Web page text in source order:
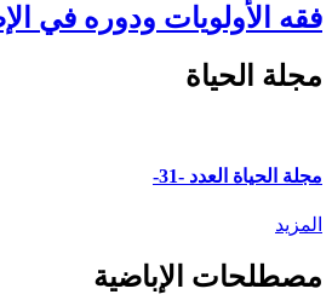
فقه الأولويات ودوره في
مجلة الحياة
مجلة الحياة العدد -31-
المزيد
مصطلحات الإباضية